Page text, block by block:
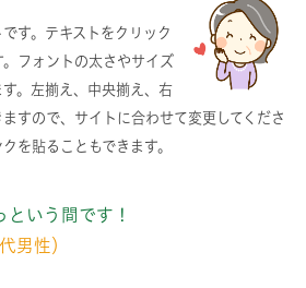
す。テキストをクリック
フォントの太さやサイズ
。左揃え、中央揃え、右
すので、サイトに合わせて変更してくださ
を貼ることもできます。
いう間です！
性）